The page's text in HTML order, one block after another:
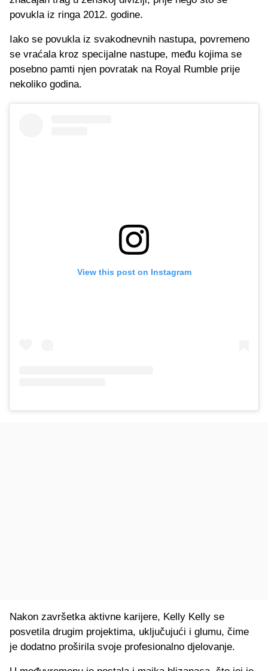
povukla iz ringa 2012. godine.
Iako se povukla iz svakodnevnih nastupa, povremeno
se vraćala kroz specijalne nastupe, među kojima se
posebno pamti njen povratak na Royal Rumble prije
nekoliko godina.
View this post on Instagram
Nakon završetka aktivne karijere, Kelly Kelly se
posvetila drugim projektima, uključujući i glumu, čime
je dodatno proširila svoje profesionalno djelovanje.